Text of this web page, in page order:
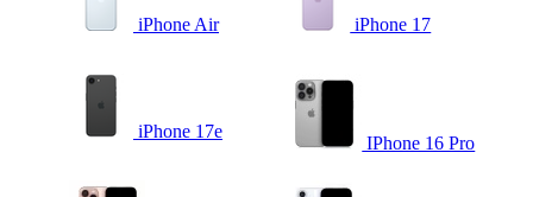
iPhone Air iPhone 17
iPhone 17e
IPhone 16 Pro